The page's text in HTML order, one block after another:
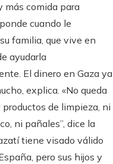
más comida para
cuando le
familia, que vive en
ayudarla
El dinero en Gaza ya
explica. «No queda
productos de limpieza, ni
ni pañales”, dice la
tiene visado válido
pero sus hijos y